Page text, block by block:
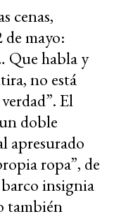
cenas,
mayo:
Que habla y
no está
El
doble
apresurado
ropa”, de
insignia
también